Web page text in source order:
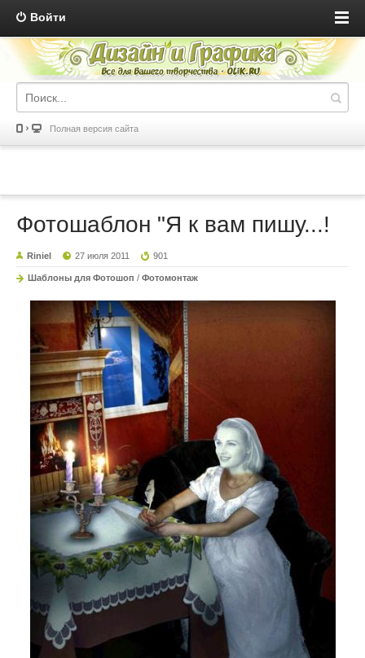
Войти
Полная версия сайта
Фотошаблон "Я к вам пишу...!
Riniel 27 июля 2011 901
Шаблоны для Фотошоп / Фотомонтаж